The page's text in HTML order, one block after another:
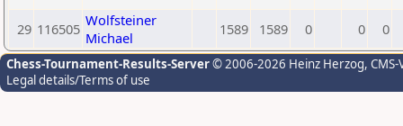
29 116505 Wolfsteiner
Michael
1589 1589 0 0 0
Chess-Tournament-Results-Server© 2006-2026 Heinz Herzog,
Legal details/Terms of use